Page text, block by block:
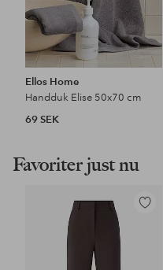
Ellos Home
Handduk Elise 50x70 cm
69 SEK
Favoriter just nu
Lägg